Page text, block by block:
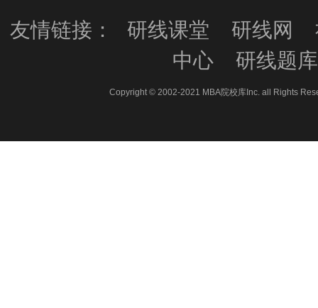
友情链接： 研线课堂 研线网
中心
研线题库
Copyright © 2002-2021 MBA院校库Inc. all Rights